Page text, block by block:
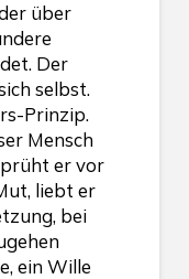
über
Der
selbst.
Prinzip.
Mensch
er vor
liebt er
bei
ein Wille